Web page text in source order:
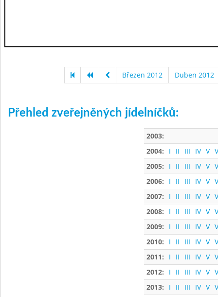
Březen 2012 Duben 2012
Přehled zveřejněných jídelníčků:
2003:
2004:
I II III IV V
2005:
I II III IV V
2006:
I II III IV V
2007:
I II III IV V
2008:
I II III IV V
2009:
I II III IV V
2010:
I II III IV V
2011:
I II III IV V
2012:
I II III IV V
2013:
I II III IV V